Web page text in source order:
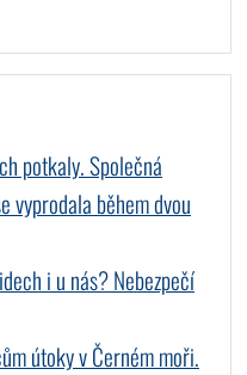
potkaly. Společná
vyprodala během dvou
i u nás? Nebezpečí
útoky v Černém moři.